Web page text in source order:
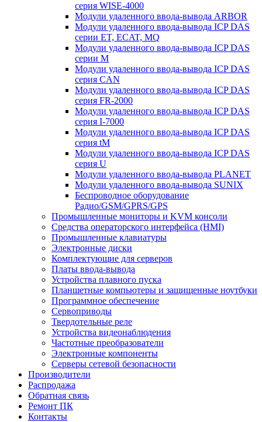
серия WISE-4000
Модули удаленного ввода-вывода ARBOR
Модули удаленного ввода-вывода ICP DAS
серии ET, ECAT, MQ
Модули удаленного ввода-вывода ICP DAS
серии M
Модули удаленного ввода-вывода ICP DAS
серия CAN
Модули удаленного ввода-вывода ICP DAS
серия FR-2000
Модули удаленного ввода-вывода ICP DAS
серия I-7000
Модули удаленного ввода-вывода ICP DAS
серия tM
Модули удаленного ввода-вывода ICP DAS
серия U
Модули удаленного ввода-вывода PLANET
Модули удаленного ввода-вывода SUNIX
Беспроводное оборудование
Радио/GSM/GPRS/GPS
Промышленные мониторы и KVM консоли
Средства операторского интерфейса (HMI)
Промышленные клавиатуры
Электронные диски
Комплектующие для серверов
Платы ввода-вывода
Устройства плавного пуска
Планшетные компьютеры и защищенные ноутбуки
Программное обеспечение
Сервоприводы
Твердотельные реле
Устройства видеонаблюдения
Частотные преобразователи
Электронные компоненты
Серверы сетевой безопасности
Производители
Распродажа
Обратная связь
Ремонт ПК
Контакты